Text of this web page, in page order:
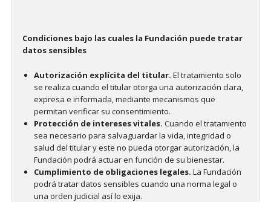
Condiciones bajo las cuales la Fundación puede tratar
datos sensibles
Autorización explícita del titular. El tratamiento solo
se realiza cuando el titular otorga una autorización clara,
expresa e informada, mediante mecanismos que
permitan verificar su consentimiento.
Protección de intereses vitales. Cuando el tratamiento
sea necesario para salvaguardar la vida, integridad o
salud del titular y este no pueda otorgar autorización, la
Fundación podrá actuar en función de su bienestar.
Cumplimiento de obligaciones legales. La Fundación
podrá tratar datos sensibles cuando una norma legal o
una orden judicial así lo exija.